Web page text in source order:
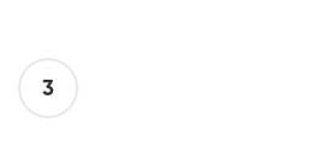
3